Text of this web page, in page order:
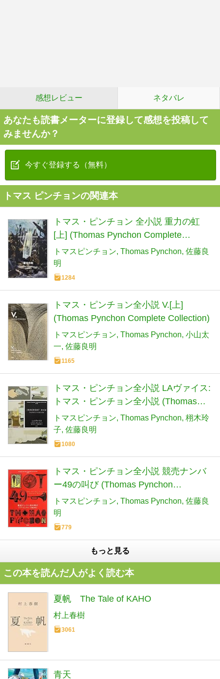
感想レビュー ネタバレ
あなたも読書メーターに登録して感想を投稿して
みませんか？
今すぐ登録する（無料）
トマス ピンチョンの関連本
トマス・ピンチョン 全小説 重力の虹
[上] (Thomas Pynchon Complete
Collection)
トマスピンチョン Thomas Pynchon 佐藤良
明
1284
トマス・ピンチョン全小説 V.[上]
(Thomas Pynchon Complete Collection)
トマスピンチョン Thomas Pynchon 小山太
一 佐藤良明
1165
トマス・ピンチョン全小説 LAヴァイス:
トマス・ピンチョン全小説 (Thomas
Pynchon Complete Collection)
トマスピンチョン Thomas Pynchon 栩木玲
子 佐藤良明
1080
トマス・ピンチョン全小説 競売ナンバ
ー49の叫び (Thomas Pynchon
Complete Collection)
トマスピンチョン Thomas Pynchon 佐藤良
明
779
もっと見る
この本を読んだ人がよく読む本
夏帆 The Tale of KAHO
村上春樹
3061
青天